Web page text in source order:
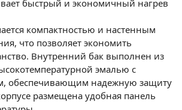
быстрый и экономичный нагрев
компактностью и настенным
что позволяет экономить
Внутренний бак выполнен из
эмалью с
обеспечивающим надежную защиту
размещена удобная панель